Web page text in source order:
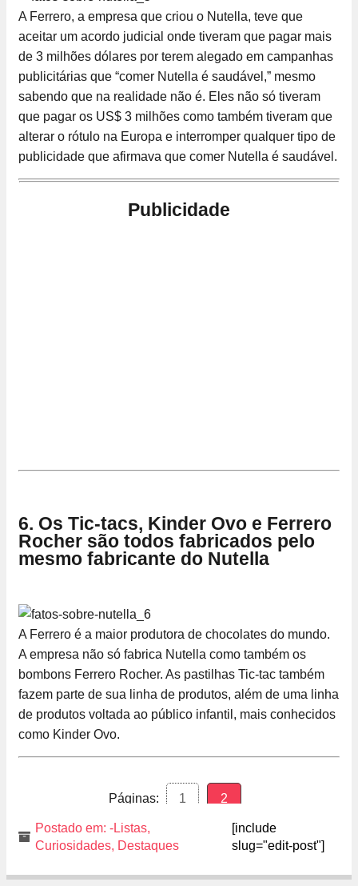
A Ferrero, a empresa que criou o Nutella, teve que
aceitar um acordo judicial onde tiveram que pagar mais
de 3 milhões dólares por terem alegado em campanhas
publicitárias que “comer Nutella é saudável,” mesmo
sabendo que na realidade não é. Eles não só tiveram
que pagar os US$ 3 milhões como também tiveram que
alterar o rótulo na Europa e interromper qualquer tipo de
publicidade que afirmava que comer Nutella é saudável.
Publicidade
6. Os Tic-tacs, Kinder Ovo e Ferrero
Rocher são todos fabricados pelo
mesmo fabricante do Nutella
A Ferrero é a maior produtora de chocolates do mundo.
A empresa não só fabrica Nutella como também os
bombons Ferrero Rocher. As pastilhas Tic-tac também
fazem parte de sua linha de produtos, além de uma linha
de produtos voltada ao público infantil, mais conhecidos
como Kinder Ovo.
Páginas: 1 2
Postado em: -Listas,
Curiosidades, Destaques
[include
slug="edit-post"]